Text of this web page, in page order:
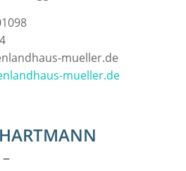
mueller.de
mueller.de